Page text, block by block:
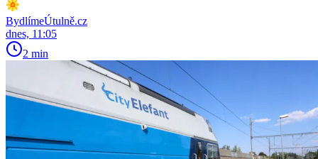
BydlímeÚtulně.cz
dnes, 11:05
2 min